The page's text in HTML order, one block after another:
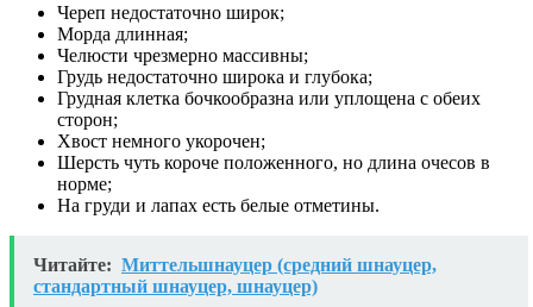
Череп недостаточно широк;
Морда длинная;
Челюсти чрезмерно массивны;
Грудь недостаточно широка и глубока;
Грудная клетка бочкообразна или уплощена с обеих
сторон;
Хвост немного укорочен;
Шерсть чуть короче положенного, но длина очесов в
норме;
На груди и лапах есть белые отметины.
Читайте: Миттельшнауцер (средний шнауцер,
стандартный шнауцер, шнауцер)